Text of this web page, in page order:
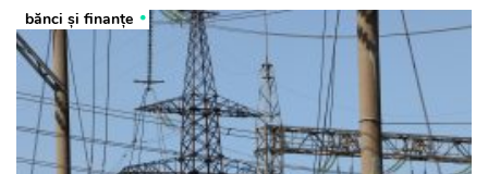
bănci şi finanţe